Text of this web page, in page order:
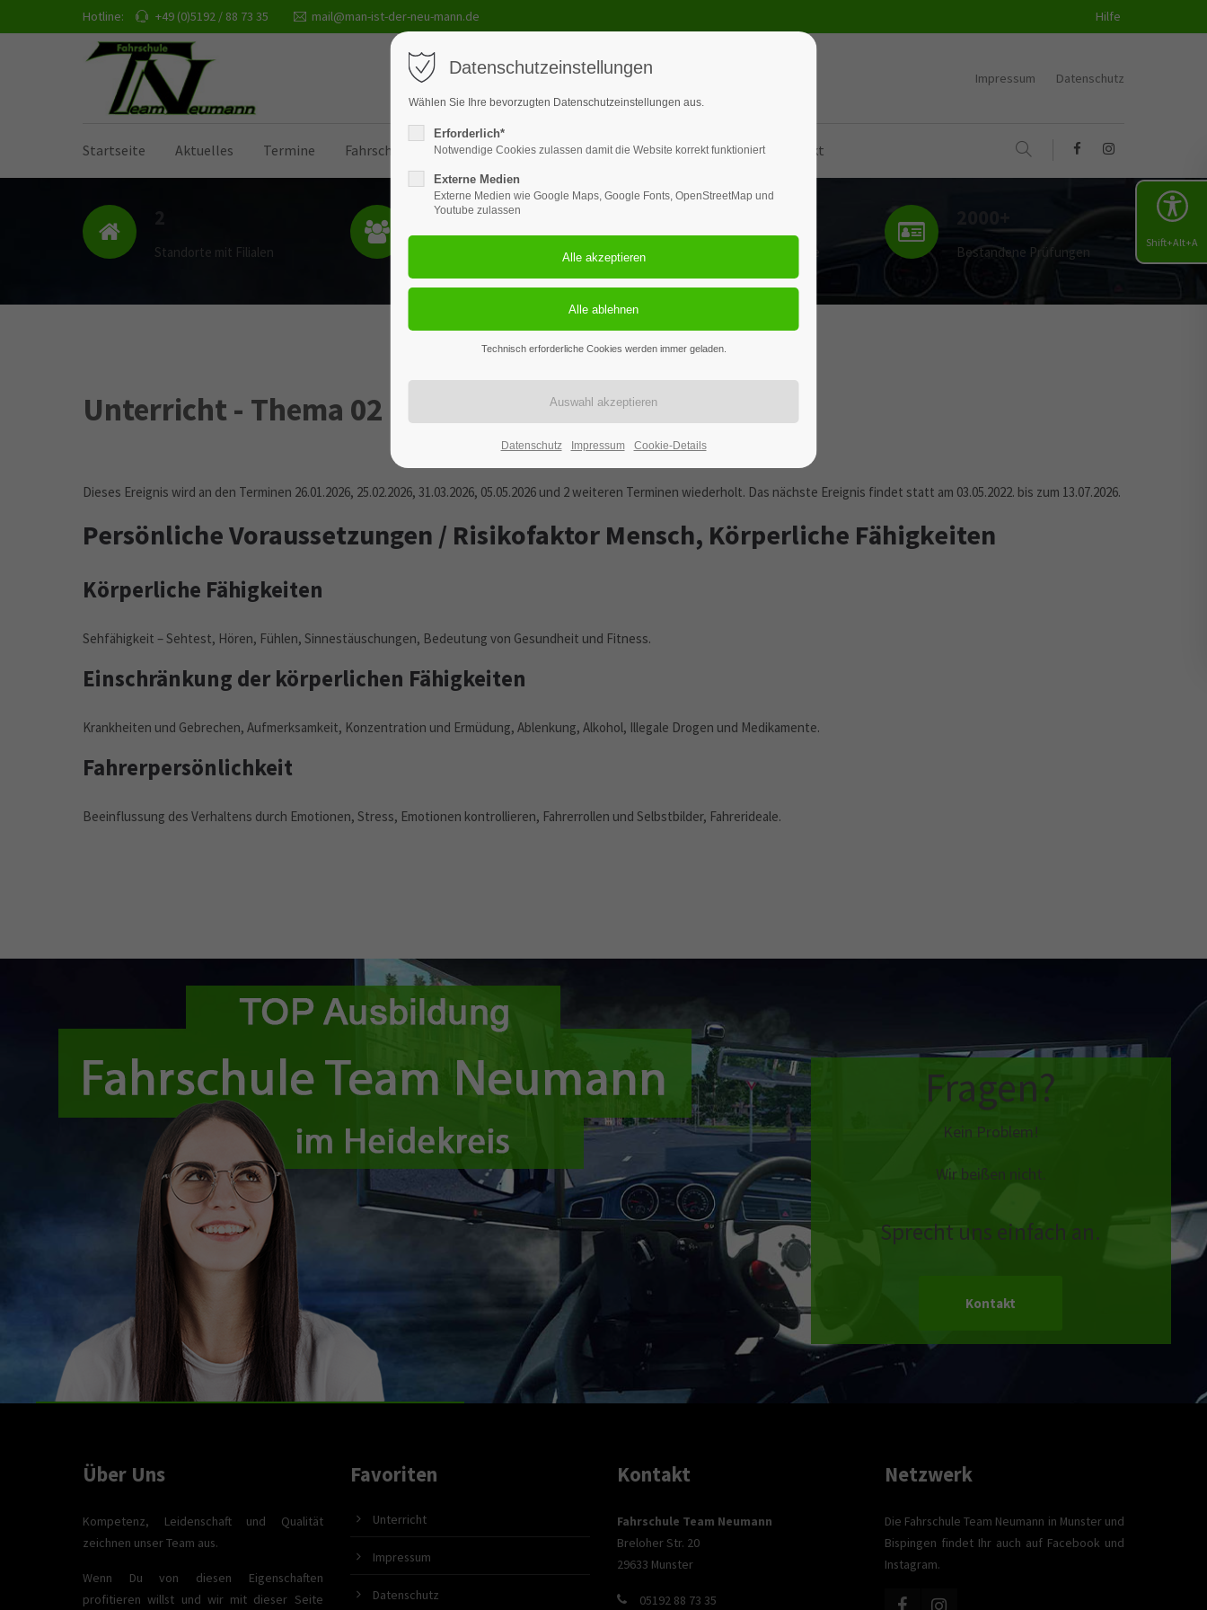
Hotline: +49 (0)5192 / 88 73 35 mail@man-ist-der-neu-mann.de Hilfe
Startseite Aktuelles Termine Fahrschule Lehrmittel Kurse Galerie Unterricht Kontakt
Impressum Datenschutz
Standorte mit Filialen verwendete Fahrzeuge Bestandene Prüfungen
Unterricht - Thema 02
Dieses Ereignis wird an den Terminen 26.01.2026, 25.02.2026, 31.03.2026, 05.05.2026 und 2 weiteren Terminen wiederholt. Das nächste Ereignis findet statt am 03.05.2022. bis zum 13.07.2026.
Persönliche Voraussetzungen / Risikofaktor Mensch, Körperliche Fähigkeiten
Körperliche Fähigkeiten
Sehfähigkeit – Sehtest, Hören, Fühlen, Sinnestäuschungen, Bedeutung von Gesundheit und Fitness.
Einschränkung der körperlichen Fähigkeiten
Krankheiten und Gebrechen, Aufmerksamkeit, Konzentration und Ermüdung, Ablenkung, Alkohol, Illegale Drogen und Medikamente.
Fahrerpersönlichkeit
Beeinflussung des Verhaltens durch Emotionen, Stress, Emotionen kontrollieren, Fahrerrollen und Selbstbilder, Fahrerideale.
Fragen?
Kein Problem!
Wir beißen nicht.
Sprecht uns einfach an.
Kontakt
Über Uns
Kompetenz, Leidenschaft und Qualität
zeichnen unser Team aus.
Wenn Du von diesen Eigenschaften
profitieren willst und wir mit dieser Seite
Favoriten
Unterricht
Impressum
Datenschutz
Kontakt
Fahrschule Team Neumann
Breloher Str. 20
29633 Munster
05192 88 73 35
Netzwerk
Die Fahrschule Team Neumann in Munster und
Bispingen findet Ihr auch auf Facebook und
Instagram.
Datenschutzeinstellungen
Wählen Sie Ihre bevorzugten Datenschutzeinstellungen aus.
Erforderlich*
Notwendige Cookies zulassen damit die Website korrekt funktioniert
Externe Medien
Externe Medien wie Google Maps, Google Fonts, OpenStreetMap und
Youtube zulassen
Technisch erforderliche Cookies werden immer geladen.
Datenschutz Impressum Cookie-Details
Shift+Alt+A